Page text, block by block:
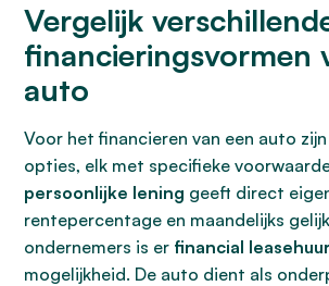
Vergelijk
financieringsvormen
auto
Voor het financieren van een auto
opties, elk met specifieke
persoonlijke lening geeft direct
rentepercentage en maandelijks
ondernemers is er financial
mogelijkheid. De auto dient als